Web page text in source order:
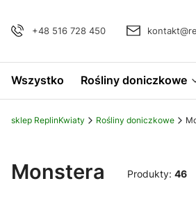
+48 516 728 450
Wszystko Rośliny doniczkowe
sklep ReplinKwiaty Rośliny doniczkowe
Monstera Produkty: 46